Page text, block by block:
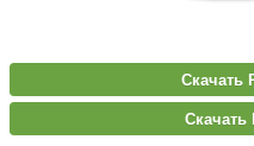
Скачать
Скачать